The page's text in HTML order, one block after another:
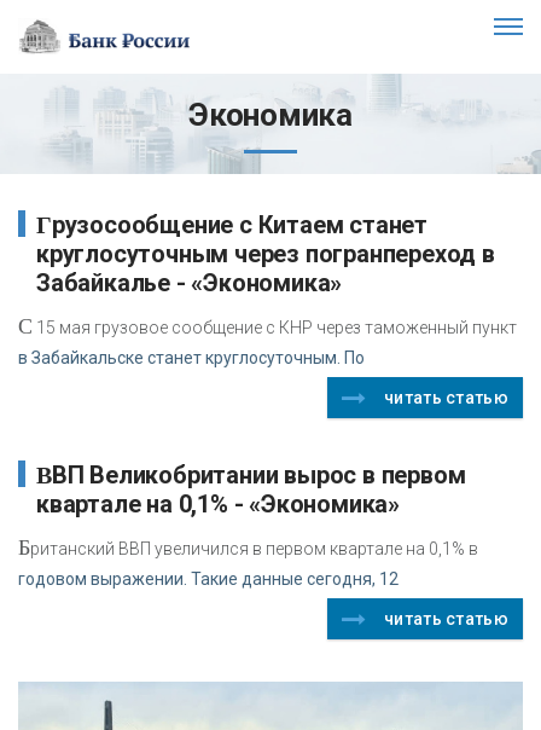
Экономика
Грузосообщение с Китаем станет
круглосуточным через погранпереход в
Забайкалье - «Экономика»
С 15 мая грузовое сообщение с КНР через таможенный пункт
в Забайкальске станет круглосуточным. По
читать статью
ВВП Великобритании вырос в первом
квартале на 0,1% - «Экономика»
Британский ВВП увеличился в первом квартале на 0,1% в
годовом выражении. Такие данные сегодня, 12
читать статью